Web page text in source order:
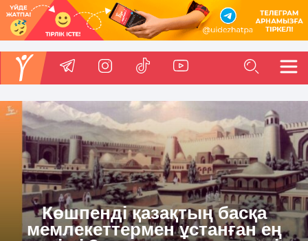
Көшпенді қазақтың басқа
мемлекеттермен ұстанған ең